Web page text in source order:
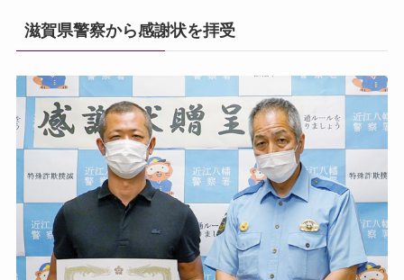
滋賀県警察から感謝状を拝受